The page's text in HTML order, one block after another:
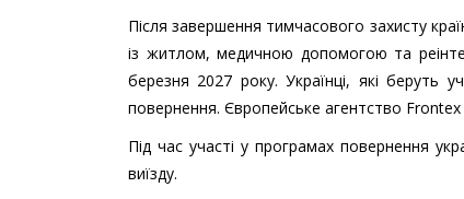
Після завершення тимчасового захисту
із житлом, медичною допомогою та
березня 2027 року. Українці, які
повернення. Європейське агентство Frontex
Під час участі у програмах повернення
виїзду.